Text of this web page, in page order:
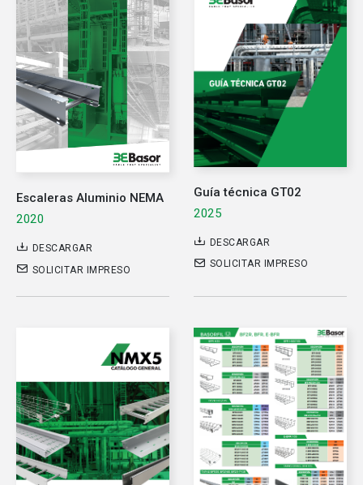
Escaleras Aluminio NEMA
2020
DESCARGAR
SOLICITAR IMPRESO
Guía técnica GT02
2025
DESCARGAR
SOLICITAR IMPRESO